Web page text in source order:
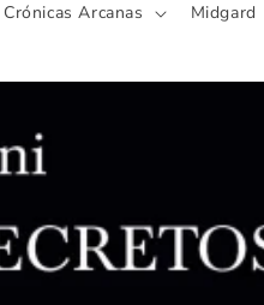
Crónicas Arcanas Midgard